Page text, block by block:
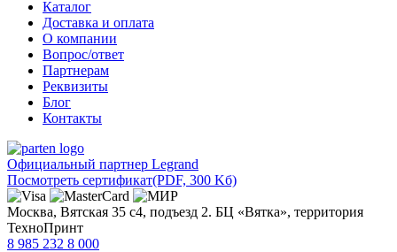
Каталог
Доставка и оплата
О компании
Вопрос/ответ
Партнерам
Реквизиты
Блог
Контакты
Официальный партнер Legrand
Посмотреть сертификат(PDF, 300 Kб)
Москва, Вятская 35 с4, подъезд 2. БЦ «Вятка», территория
ТехноПринт
8 985 232 8 000